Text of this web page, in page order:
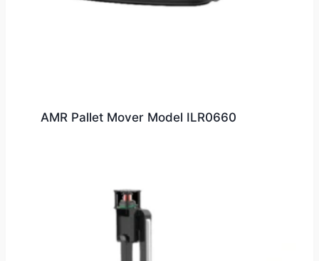
AMR Pallet Mover Model ILR0660